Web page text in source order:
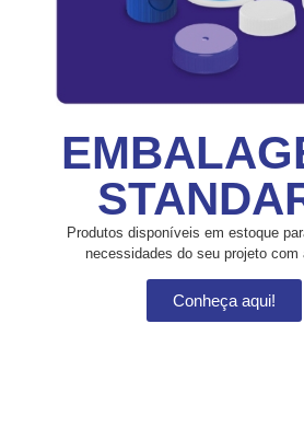
Produtos disponíveis em estoque
necessidades do seu projeto com
Conheça aqui!